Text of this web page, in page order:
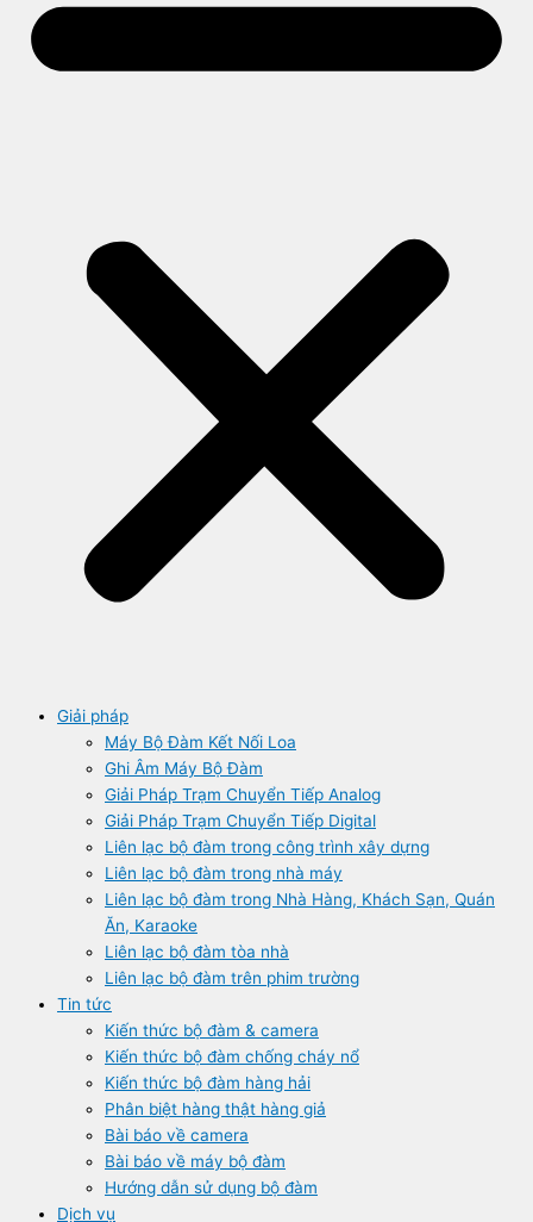
Giải pháp
Máy Bộ Đàm Kết Nối Loa
Ghi Âm Máy Bộ Đàm
Giải Pháp Trạm Chuyển Tiếp Analog
Giải Pháp Trạm Chuyển Tiếp Digital
Liên lạc bộ đàm trong công trình xây dựng
Liên lạc bộ đàm trong nhà máy
Liên lạc bộ đàm trong Nhà Hàng, Khách Sạn, Quán
Ăn, Karaoke
Liên lạc bộ đàm tòa nhà
Liên lạc bộ đàm trên phim trường
Tin tức
Kiến thức bộ đàm & camera
Kiến thức bộ đàm chống cháy nổ
Kiến thức bộ đàm hàng hải
Phân biệt hàng thật hàng giả
Bài báo về camera
Bài báo về máy bộ đàm
Hướng dẫn sử dụng bộ đàm
Dịch vụ